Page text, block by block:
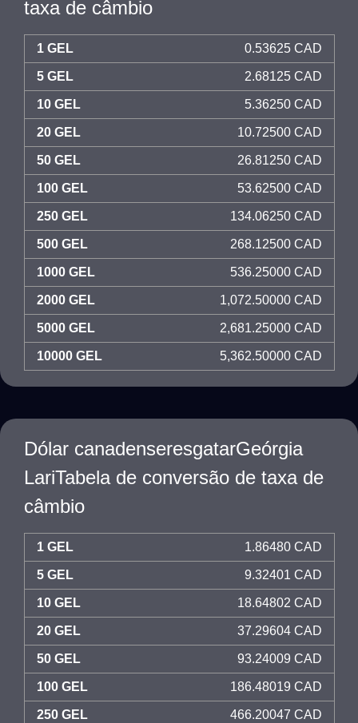
taxa de câmbio
1 GEL 0.53625 CAD
5 GEL 2.68125 CAD
10 GEL 5.36250 CAD
20 GEL 10.72500 CAD
50 GEL 26.81250 CAD
100 GEL 53.62500 CAD
250 GEL 134.06250 CAD
500 GEL 268.12500 CAD
1000 GEL 536.25000 CAD
2000 GEL 1,072.50000 CAD
5000 GEL 2,681.25000 CAD
10000 GEL 5,362.50000 CAD
Dólar canadenseresgatarGeórgia
LariTabela de conversão de taxa de
câmbio
1 GEL 1.86480 CAD
5 GEL 9.32401 CAD
10 GEL 18.64802 CAD
20 GEL 37.29604 CAD
50 GEL 93.24009 CAD
100 GEL 186.48019 CAD
250 GEL 466.20047 CAD